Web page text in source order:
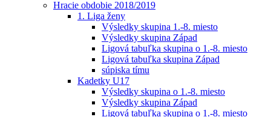
Hracie obdobie 2018/2019
1. Liga ženy
Výsledky skupina 1.-8. miesto
Výsledky skupina Západ
Ligová tabuľka skupina o 1.-8. miesto
Ligová tabuľka skupina Západ
súpiska tímu
Kadetky U17
Výsledky skupina o 1.-8. miesto
Výsledky skupina Západ
Ligová tabuľka skupina o 1.-8. miesto